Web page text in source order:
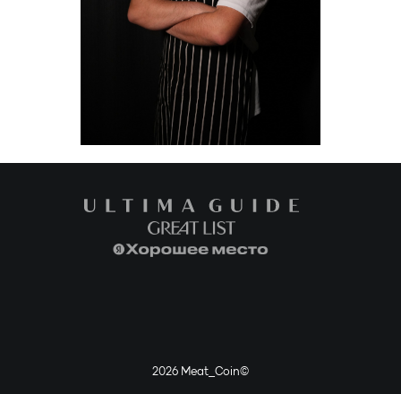
2026 Meat_Coin©